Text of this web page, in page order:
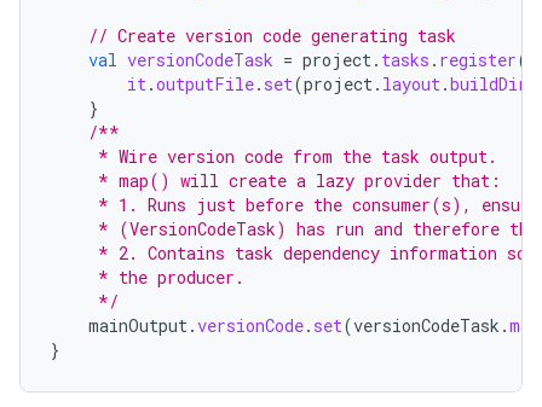
// Create version code generating task
val versionCodeTask = project. tasks . register(
it.outputFile. set(project. layout.
}
/**
     * Wire version code from the task output.
     * map() will create a lazy provider that:
* 1. Runs just before the consumer(s),
* (VersionCodeTask) has run and therefore
* 2. Contains task dependency information so
     * the producer.
     */
mainOutput.versionCode. set(versionCodeTask .map
}